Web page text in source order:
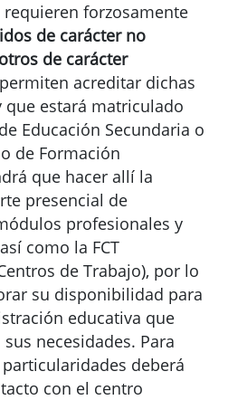
requieren forzosamente
de carácter no
de carácter
acreditar dichas
que estará matriculado
Educación Secundaria o
de Formación
que hacer allí la
presencial de
profesionales y
como la FCT
de Trabajo), por lo
su disponibilidad para
educativa que
necesidades. Para
deberá
con el centro